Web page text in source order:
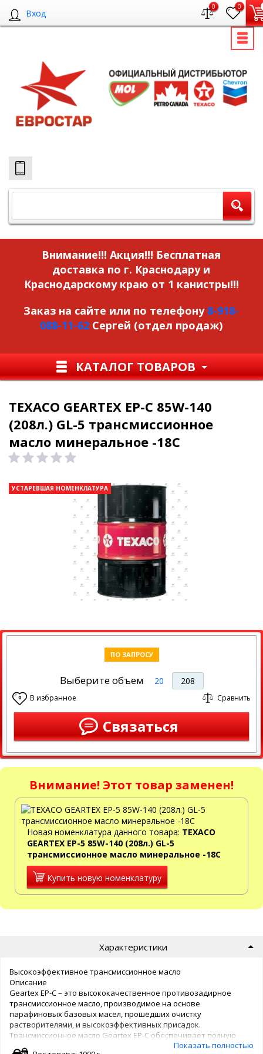
Вход
0 0
Внимание!!! Акция!!! Бесплатная
доставка по г. Краснодару и
Краснодарскому краю от 1 канистры!!!
Заказ на сайте или по телефону 8-918-
088-11-62 Сергей (отдел продаж)
КАТАЛОГ ТОВАРОВ
TEXACO GEARTEX EP-C 85W-140
(208л.) GL-5 трансмиссионное
масло минеральное -18С
УСТАРЕВШАЯ НОМЕНКЛАТУРА
ПО ЗАПРОСУ
Выберите объем 20 208
0 В избранное Сравнить
Связаться
Внимание! Этот товар заменен!
Новая номенклатура данного товара: TEXACO
GEARTEX EP-5 85W-140 (208л.) GL-5
трансмиссионное масло минеральное -18С
Купить новую номенклатуру
Характеристики
Высокоэффективное трансмиссионное масло
Описание
Geartex EP-С – это высококачественное противозадирное
трансмиссионное масло, производимое на основе
парафиновых базовых масел, прошедших очистку
растворителями, и высокоэффективных присадок.
Трансмиссионное масло Geartex EP-C обеспечивает полную
защиту автомобильных коробок передач, рулевыхПоказать полностью